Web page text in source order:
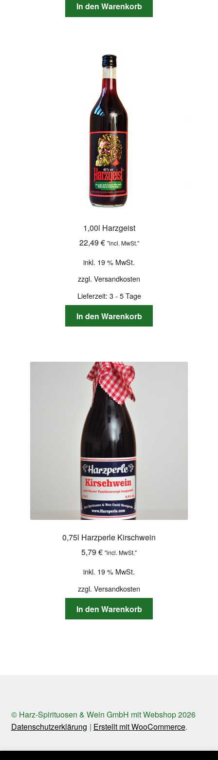
In den Warenkorb
1,00l Harzgeist
22,49 € "incl. MwSt."
inkl. 19 % MwSt.
zzgl. Versandkosten
Lieferzeit: 3 - 5 Tage
In den Warenkorb
0,75l Harzperle Kirschwein
5,79 € "incl. MwSt."
inkl. 19 % MwSt.
zzgl. Versandkosten
In den Warenkorb
© Harz-Spirituosen & Wein GmbH mit Webshop 2026
Datenschutzerklärung
Erstellt mit WooCommerce.